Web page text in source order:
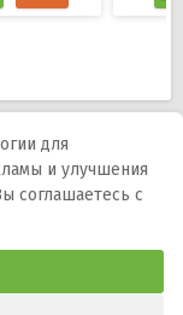
связь
ТВ на Андроид.
и загрузка.
для
и улучшения
соглашаетесь с